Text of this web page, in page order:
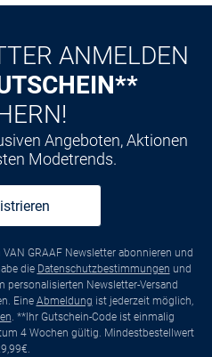
ANMELDEN
Angeboten, Aktionen
Modetrends.
GRAAF Newsletter abonnieren und
die Datenschutzbestimmungen und
Newsletter-Versand
Eine Abmeldung ist jederzeit möglich,
. **Ihr Gutschein-Code ist einmalig
4 Wochen gültig. Mindestbestellwert